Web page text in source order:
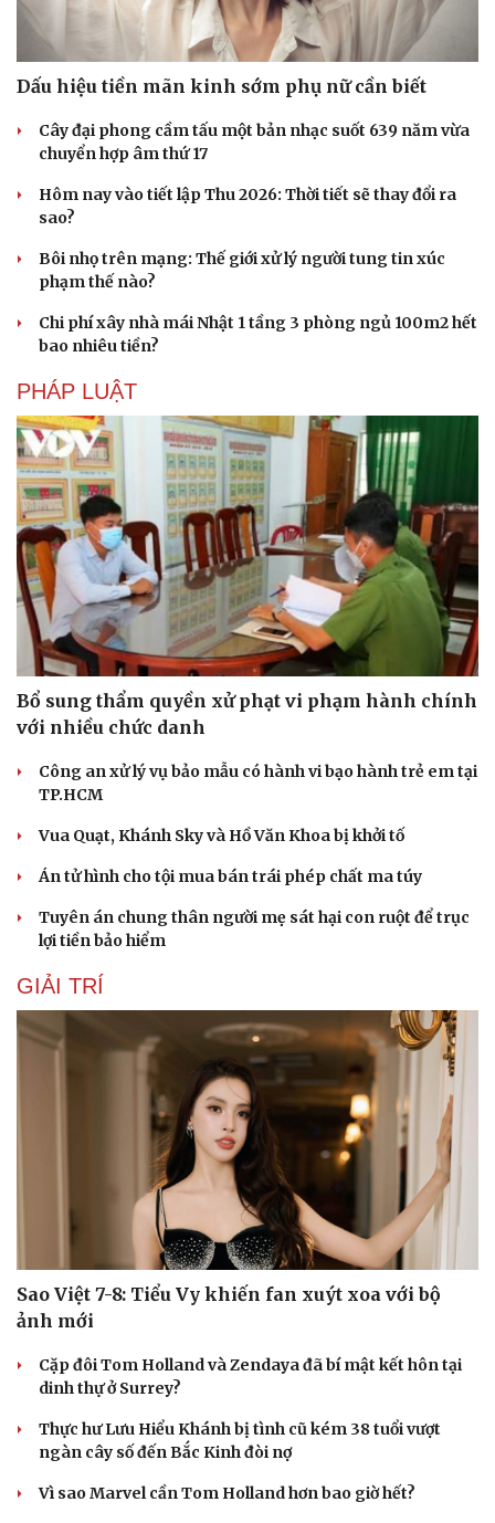
Cải chính
Dấu hiệu tiền mãn kinh sớm phụ nữ cần biết
Cây đại phong cầm tấu một bản nhạc suốt 639 năm vừa
chuyển hợp âm thứ 17
Hôm nay vào tiết lập Thu 2026: Thời tiết sẽ thay đổi ra
sao?
Bôi nhọ trên mạng: Thế giới xử lý người tung tin xúc
phạm thế nào?
Chi phí xây nhà mái Nhật 1 tầng 3 phòng ngủ 100m2 hết
bao nhiêu tiền?
PHÁP LUẬT
Bổ sung thẩm quyền xử phạt vi phạm hành chính
với nhiều chức danh
Công an xử lý vụ bảo mẫu có hành vi bạo hành trẻ em tại
TP.HCM
Vua Quạt, Khánh Sky và Hồ Văn Khoa bị khởi tố
Án tử hình cho tội mua bán trái phép chất ma túy
Tuyên án chung thân người mẹ sát hại con ruột để trục
lợi tiền bảo hiểm
GIẢI TRÍ
Sao Việt 7-8: Tiểu Vy khiến fan xuýt xoa với bộ
ảnh mới
Cặp đôi Tom Holland và Zendaya đã bí mật kết hôn tại
dinh thự ở Surrey?
Thực hư Lưu Hiểu Khánh bị tình cũ kém 38 tuổi vượt
ngàn cây số đến Bắc Kinh đòi nợ
Vì sao Marvel cần Tom Holland hơn bao giờ hết?